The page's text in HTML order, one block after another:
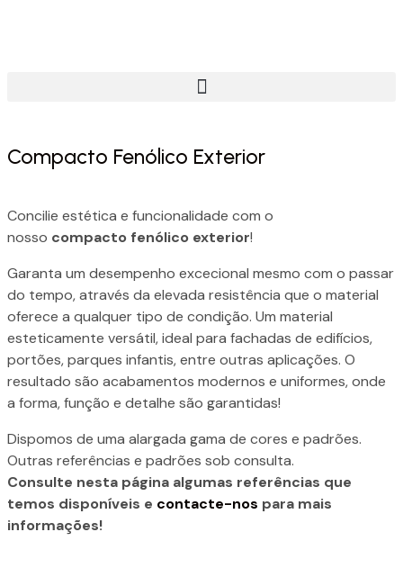
Compacto Fenólico Exterior
Concilie estética e funcionalidade com o
nosso compacto fenólico exterior!
Garanta um desempenho excecional mesmo com o passar
do tempo, através da elevada resistência que o material
oferece a qualquer tipo de condição. Um material
esteticamente versátil, ideal para fachadas de edifícios,
portões, parques infantis, entre outras aplicações. O
resultado são acabamentos modernos e uniformes, onde
a forma, função e detalhe são garantidas!
Dispomos de uma alargada gama de cores e padrões.
Outras referências e padrões sob consulta.
Consulte nesta página algumas referências que
temos disponíveis e contacte-nos para mais
informações!